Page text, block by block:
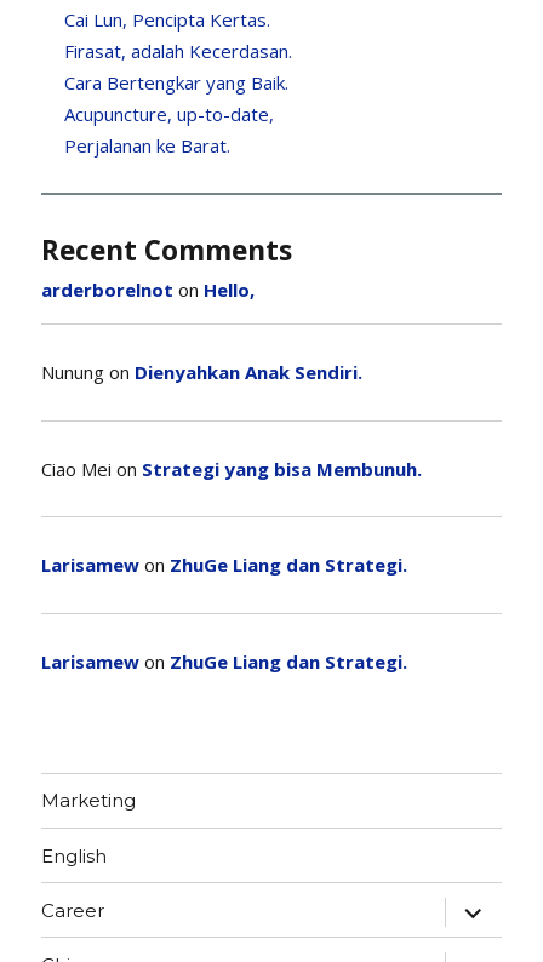
Cai Lun, Pencipta Kertas.
Firasat, adalah Kecerdasan.
Cara Bertengkar yang Baik.
Acupuncture, up-to-date,
Perjalanan ke Barat.
Recent Comments
arderborelnot on Hello,
Nunung on Dienyahkan Anak Sendiri.
Ciao Mei on Strategi yang bisa Membunuh.
Larisamew on ZhuGe Liang dan Strategi.
Larisamew on ZhuGe Liang dan Strategi.
Marketing
English
Career expand
child
menu